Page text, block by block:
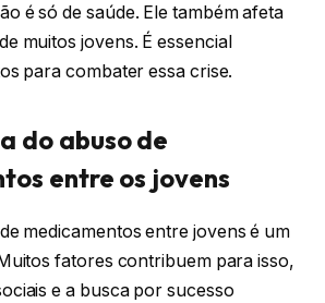
é só de saúde. Ele também afeta
muitos jovens. É essencial
para combater essa crise.
do abuso de
entre os jovens
medicamentos entre jovens é um
fatores contribuem para isso,
e a busca por sucesso